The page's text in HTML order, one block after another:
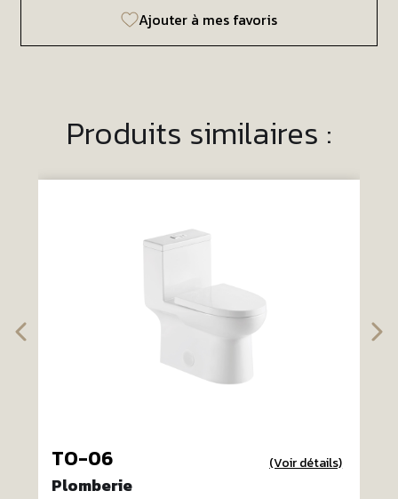
Ajouter à mes favoris
Produits similaires :
TO-06 (Voir détails)
Plomberie